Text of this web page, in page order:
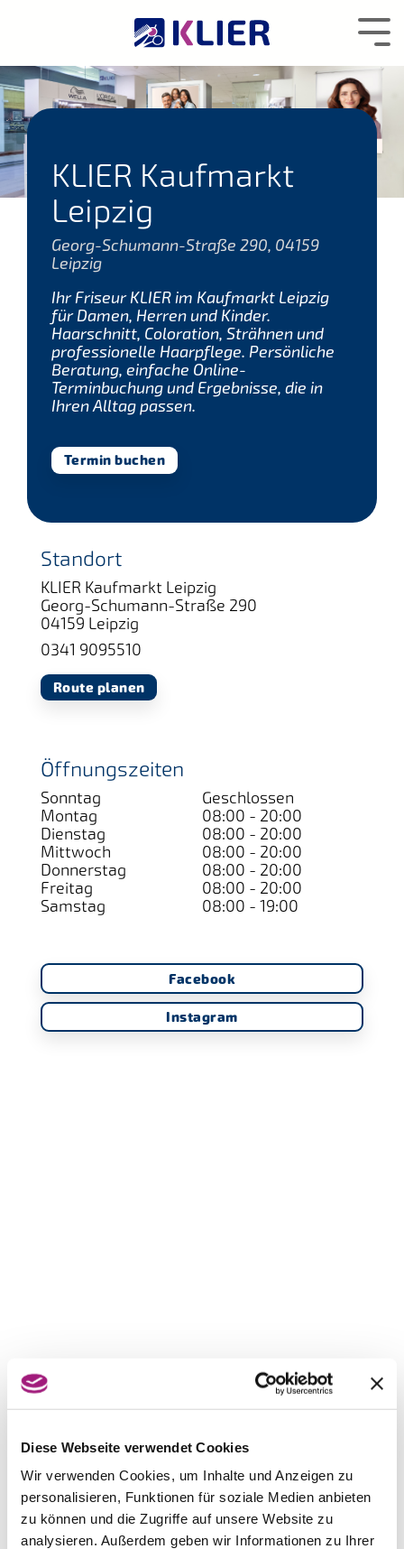
Diese Webseite verwendet Cookies
Wir verwenden Cookies, um Inhalte und Anzeigen zu
personalisieren, Funktionen für soziale Medien anbieten
zu können und die Zugriffe auf unsere Website zu
analysieren. Außerdem geben wir Informationen zu Ihrer
KLIER Kaufmarkt
Leipzig
Georg-Schumann-Straße 290, 04159
Leipzig
Ihr Friseur KLIER im Kaufmarkt Leipzig
für Damen, Herren und Kinder.
Haarschnitt, Coloration, Strähnen und
professionelle Haarpflege. Persönliche
Beratung, einfache Online-
Terminbuchung und Ergebnisse, die in
Ihren Alltag passen.
Termin buchen
Standort
KLIER Kaufmarkt Leipzig
Georg-Schumann-Straße 290
04159 Leipzig
0341 9095510
Route planen
Öffnungszeiten
Sonntag
Geschlossen
Montag
08:00 - 20:00
Dienstag
08:00 - 20:00
Mittwoch
08:00 - 20:00
Donnerstag
08:00 - 20:00
Freitag
08:00 - 20:00
Samstag
08:00 - 19:00
Facebook
Instagram